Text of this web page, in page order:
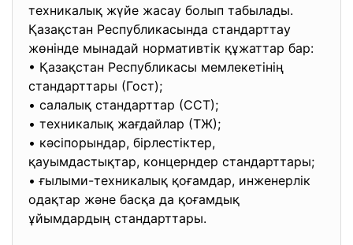
техникалық жүйе жасау болып табылады.
Қазақстан Республикасында стандарттау
жөнінде мынадай нормативтік құжаттар бар:
• Қазақстан Республикасы мемлекетінің
стандарттары (Гост);
• салалық стандарттар (ССТ);
• техникалық жағдайлар (ТЖ);
• кәсіпорындар, бірлестіктер,
қауымдастықтар, концерндер стандарттары;
• ғылыми-техникалық қоғамдар, инженерлік
одақтар және басқа да қоғамдық
ұйымдардың стандарттары.